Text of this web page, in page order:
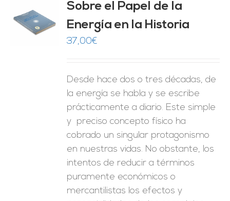
Sobre el Papel de la
Energía en la Historia
37,00€
Desde hace dos o tres décadas, de
la energía se habla y se escribe
prácticamente a diario. Este simple
y preciso concepto físico ha
cobrado un singular protagonismo
en nuestras vidas. No obstante, los
intentos de reducir a términos
puramente económicos o
mercantilistas los efectos y